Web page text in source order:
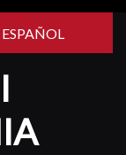
ESPAÑOL